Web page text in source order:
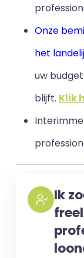
Onze
het
uw
blijft. Klik
Ik